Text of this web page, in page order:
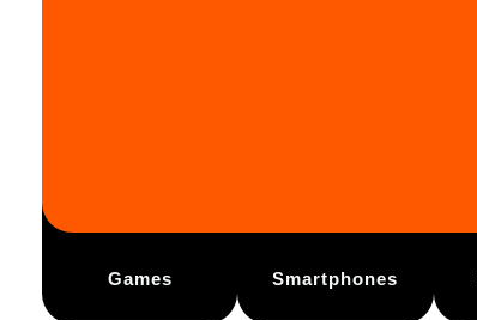
Games Smartphones